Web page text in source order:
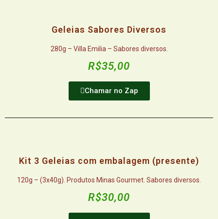
Geleias Sabores Diversos
280g – Villa Emilia – Sabores diversos.
R$35,00
Chamar no Zap
Kit 3 Geleias com embalagem (presente)
120g – (3x40g). Produtos Minas Gourmet. Sabores diversos.
R$30,00